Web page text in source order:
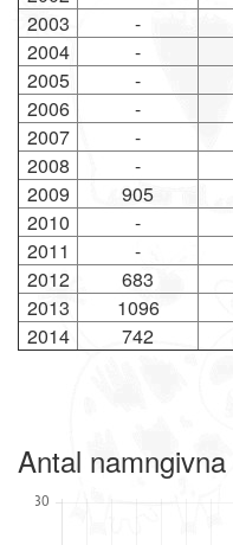
2003
-
2004
-
2005
-
2006
-
2007
-
2008
-
2009
905
2010
-
2011
-
2012
683
2013
1096
2014
742
Antal